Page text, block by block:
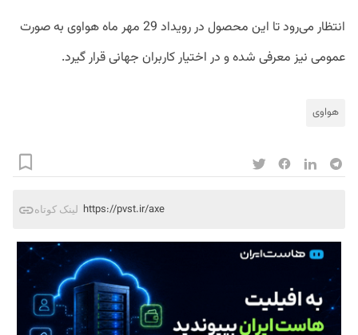
انتظار می‌رود تا این محصول در رویداد 29 مهر ماه هواوی به صورت
عمومی نیز معرفی شده و در اختیار کاربران جهانی قرار گیرد.
هواوی
لینک کوتاه https://pvst.ir/axe